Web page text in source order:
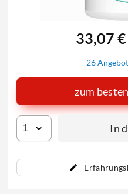
33,07
26
zum
In